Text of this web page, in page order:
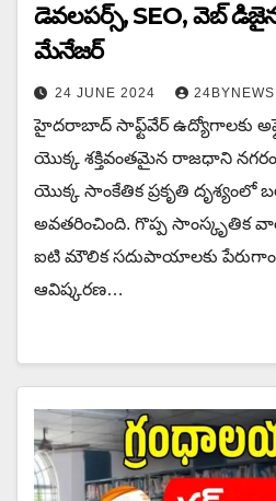
డెవలపర్స్, SEO, వెబ్
మేనేజర్
24 JUNE 2024
హైదరాబాద్ సాఫ్ట్‌వేర్ ఉద్యోగాలకు
యొక్క శక్తివంతమైన రాజధాని
యొక్క సాంకేతిక ప్రకృతి
అవతరించింది. గొప్ప సాంస్కృతిక
ఐటి మౌలిక సదుపాయాలకు
ఆవిష్కరణ…